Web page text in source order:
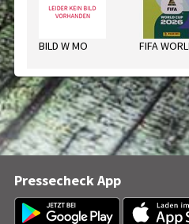
BILD W MO
Pressecheck App